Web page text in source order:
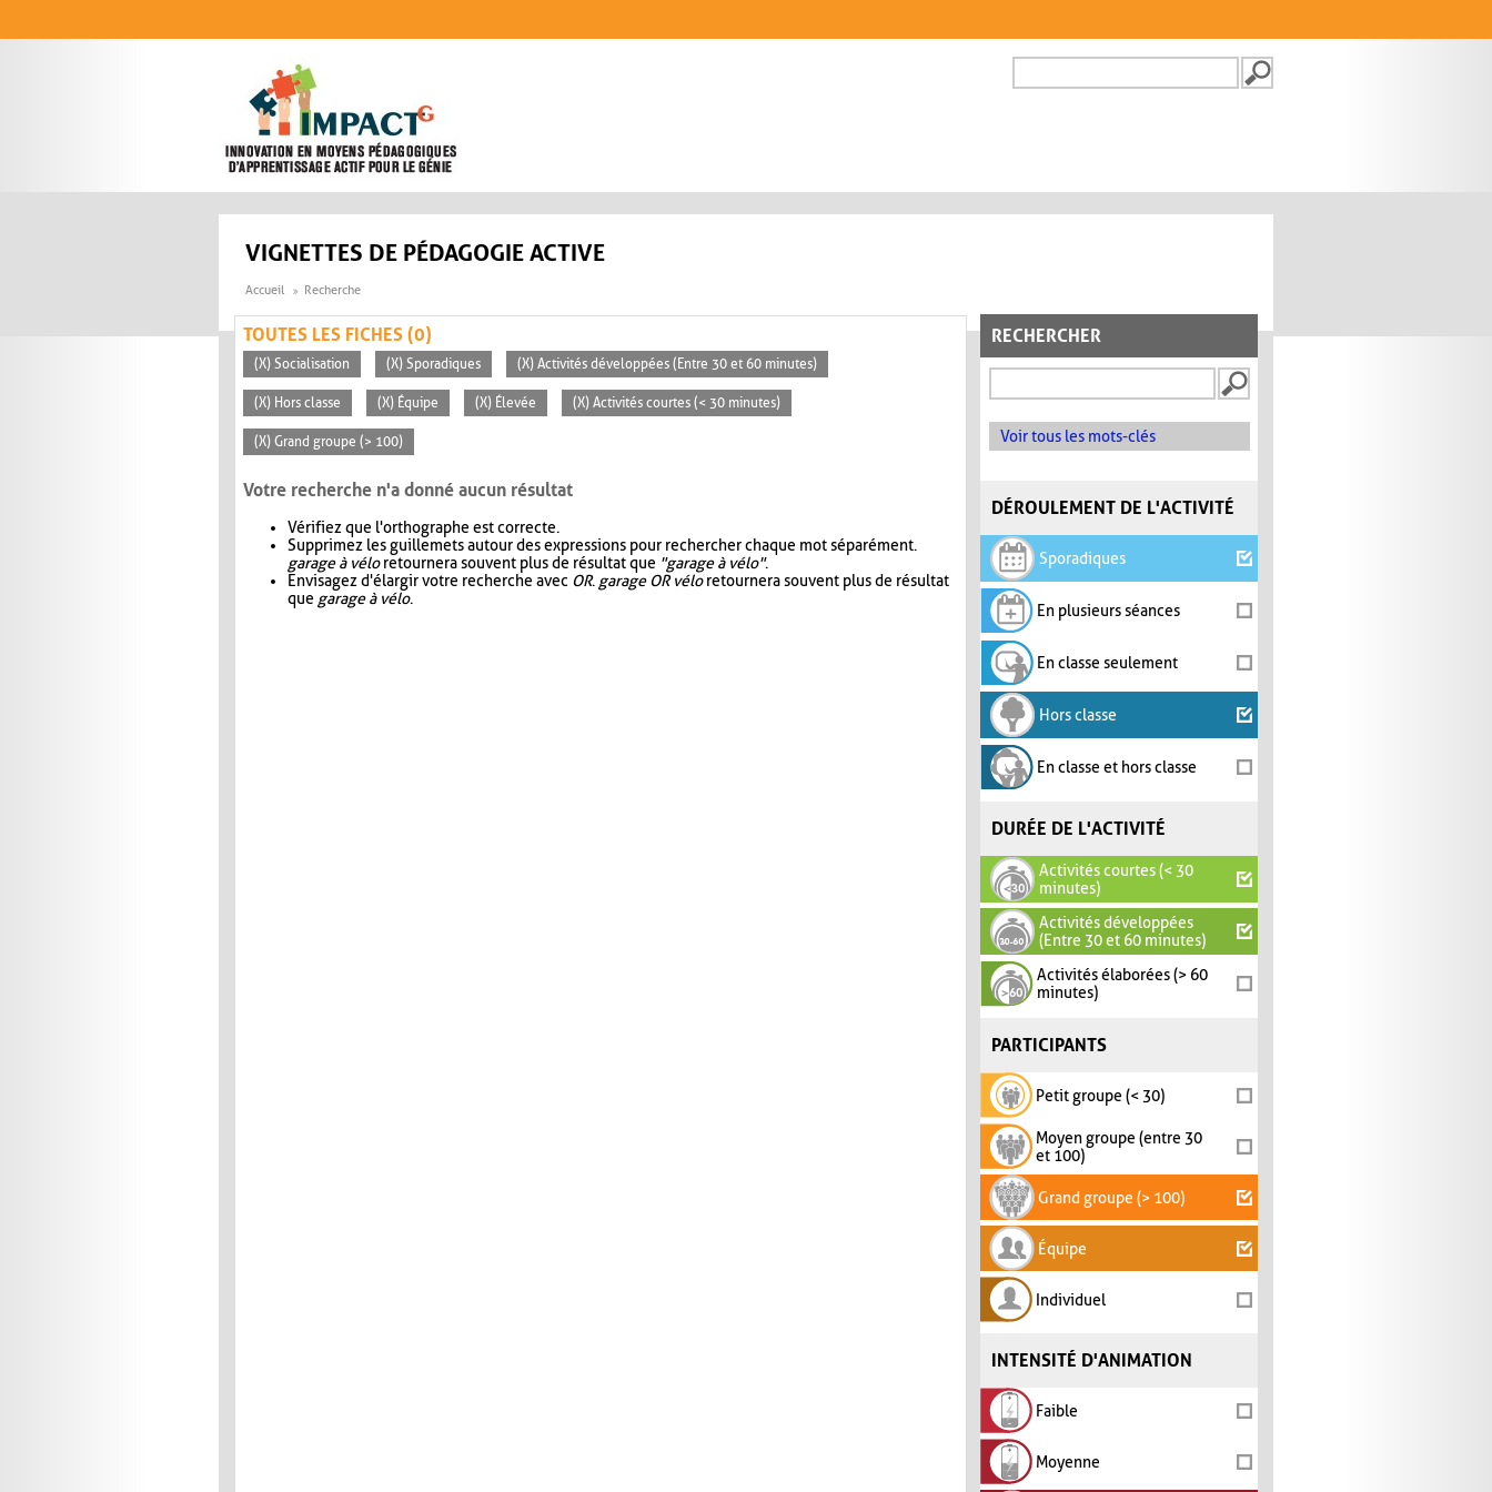
FORMULAIRE DE
VIGNETTES DE PÉDAGOGIE ACTIVE
Accueil Recherche
RECHERCHER
Voir tous les mots-clés
DÉROULEMENT DE L'ACTIVITÉ
Sporadiques
En plusieurs séances
En classe seulement
Hors classe
En classe et hors classe
DURÉE DE L'ACTIVITÉ
Activités courtes (< 30
minutes)
Activités développées
(Entre 30 et 60 minutes)
Activités élaborées (> 60
minutes)
PARTICIPANTS
Petit groupe (< 30)
Moyen groupe (entre 30
et 100)
Grand groupe (> 100)
Équipe
Individuel
INTENSITÉ D'ANIMATION
Faible
Moyenne
TOUTES LES FICHES (0)
(X) Socialisation (X) Sporadiques (X) Activités développées (Entre 30 et 60 minutes)
(X) Hors classe (X) Équipe (X) Élevée (X) Activités courtes (< 30 minutes)
(X) Grand groupe (> 100)
Votre recherche n'a donné aucun résultat
Vérifiez que l'orthographe est correcte.
Supprimez les guillemets autour des expressions pour rechercher chaque mot séparément.
garage à véloretournera souvent plus de résultat que "garage à vélo".
Envisagez d'élargir votre recherche avec OR. garage OR véloretournera souvent plus de résultat
que garage à vélo.